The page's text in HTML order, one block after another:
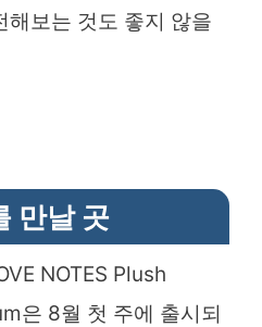
해보는 것도 좋지 않을
만날 곳
NOTES Plush
은 8월 첫 주에 출시되